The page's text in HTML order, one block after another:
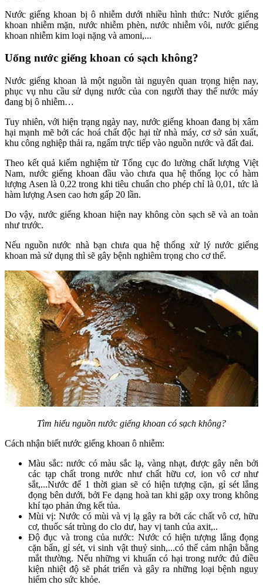
Nước giếng khoan bị ô nhiễm dưới nhiều hình thức: Nước giếng
khoan nhiễm mặn, nước nhiễm phèn, nước nhiễm vôi, nước giếng
khoan nhiễm kim loại nặng và amoni,...
Uống nước giếng khoan có sạch không?
Nước giếng khoan là một nguồn tài nguyên quan trọng hiện nay,
phục vụ nhu cầu sử dụng nước của con người thay thế nước máy
đang bị ô nhiễm…
Tuy nhiên, với hiện trạng ngày nay, nước giếng khoan đang bị xâm
hại mạnh mẽ bởi các hoá chất độc hại từ nhà máy, cơ sở sản xuất,
khu công nghiệp thải ra, ngấm trực tiếp vào nguồn nước và đất đai.
Theo kết quả kiểm nghiệm từ Tổng cục đo lường chất lượng Việt
Nam, nước giếng khoan đầu vào chưa qua hệ thống lọc có hàm
lượng Asen là 0,22 trong khi tiêu chuẩn cho phép chỉ là 0,01, tức là
hàm lượng Asen cao hơn gấp 20 lần.
Do vậy, nước giếng khoan hiện nay không còn sạch sẽ và an toàn
như trước.
Nếu nguồn nước nhà bạn chưa qua hệ thống xử lý nước giếng
khoan mà sử dụng thì sẽ gây bệnh nghiêm trọng cho cơ thể.
Tìm hiểu nguồn nước giếng khoan có sạch không?
Cách nhận biết nước giếng khoan ô nhiễm:
Màu sắc: nước có màu sắc lạ, vàng nhạt, được gây nên bởi
các tạp chất trong nước như chất hữu cơ, ion vô cơ như
sắt,...Nước để 1 thời gian sẽ có hiện tượng cặn, gỉ sét lắng
đọng bên dưới, bởi Fe dạng hoà tan khi gặp oxy trong không
khí tạo phản ứng kết tủa.
Mùi vị: Nước có mùi và vị lạ gây ra bởi các chất vô cơ, hữu
cơ, thuốc sát trùng do clo dư, hay vị tanh của axit,..
Độ đục và trong của nước: Nước có hiện tượng lắng đọng
cặn bẩn, gỉ sét, vi sinh vật thuỷ sinh,...có thể cảm nhận bằng
mắt thường. Nếu những vi khuẩn có hại trong nước đủ điều
kiện nhiệt độ sẽ phát triển và gây ra những loại bệnh nguy
hiểm cho sức khỏe.